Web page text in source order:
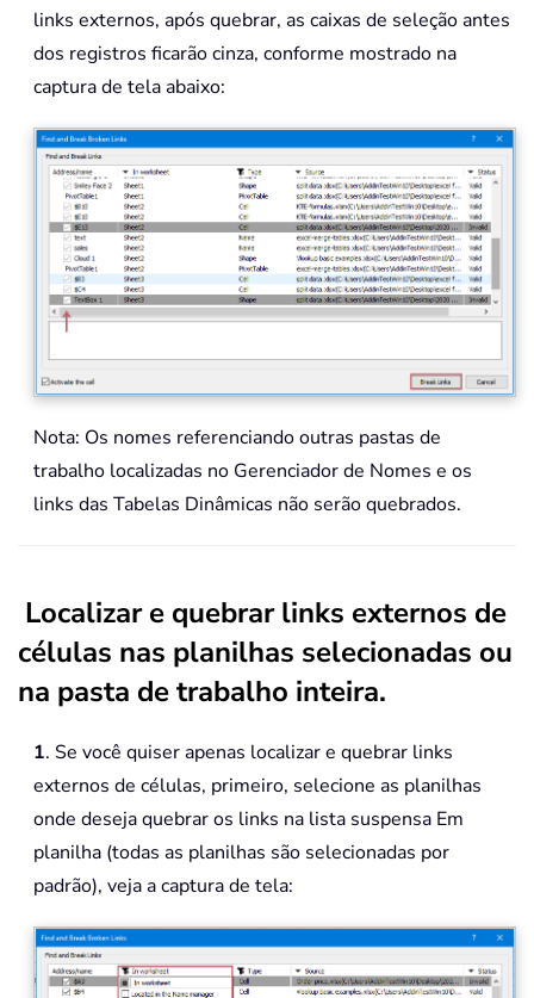
links externos, após quebrar, as caixas de seleção antes
dos registros ficarão cinza, conforme mostrado na
captura de tela abaixo:
Nota: Os nomes referenciando outras pastas de
trabalho localizadas no Gerenciador de Nomes e os
links das Tabelas Dinâmicas não serão quebrados.
Localizar e quebrar links externos de
células nas planilhas selecionadas ou
na pasta de trabalho inteira.
1. Se você quiser apenas localizar e quebrar links
externos de células, primeiro, selecione as planilhas
onde deseja quebrar os links na lista suspensa Em
planilha (todas as planilhas são selecionadas por
padrão), veja a captura de tela: